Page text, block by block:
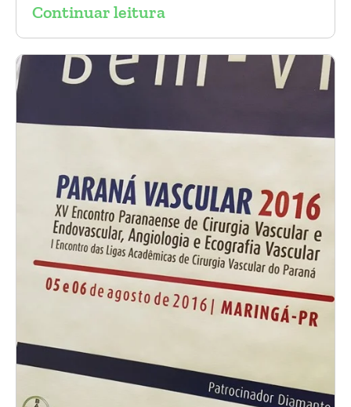
aneurisma da Aorta.
Continuar leitura